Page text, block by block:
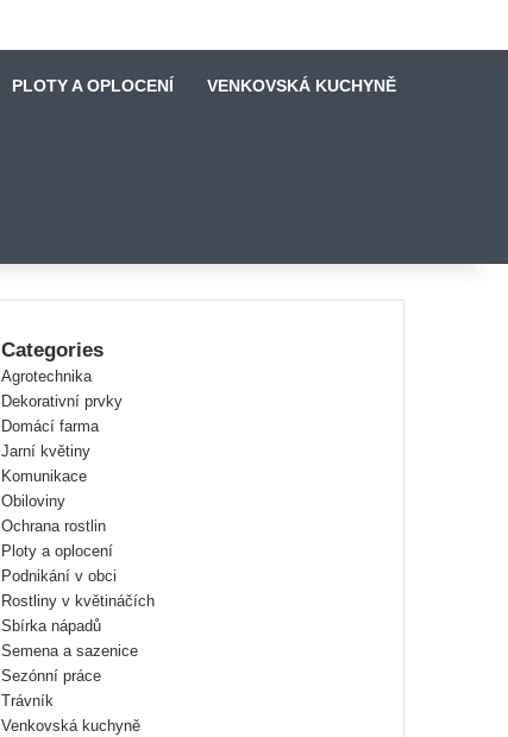
PLOTY A OPLOCENÍ VENKOVSKÁ KUCHYNĚ
Categories
Agrotechnika
Dekorativní prvky
Domácí farma
Jarní květiny
Komunikace
Obiloviny
Ochrana rostlin
Ploty a oplocení
Podnikání v obci
Rostliny v květináčích
Sbírka nápadů
Semena a sazenice
Sezónní práce
Trávník
Venkovská kuchyně